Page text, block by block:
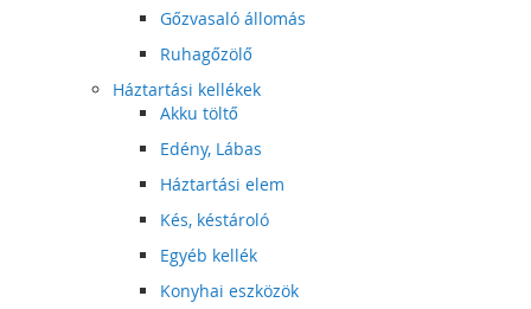
Gőzvasaló állomás
Ruhagőzölő
Háztartási kellékek
Akku töltő
Edény, Lábas
Háztartási elem
Kés, késtároló
Egyéb kellék
Konyhai eszközök